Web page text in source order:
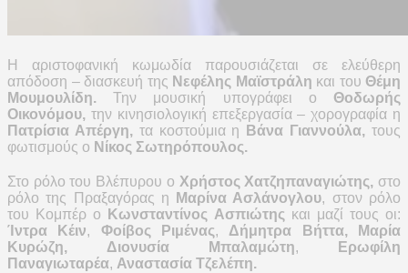
Η αριστοφανική κωμωδία παρουσιάζεται σε ελεύθερη
απόδοση – διασκευή της Νεφέλης Μαϊστράλη και του Θέμη
Μουμουλίδη.Την μουσική υπογράφει ο Θοδωρής
Οικονόμου, την κινησιολογική επεξεργασία – χορογραφία η
Πατρίσια Απέργη, τα κοστούμια η Βάνα Γιαννούλα, τους
φωτισμούς ο Νίκος Σωτηρόπουλος.
Στο ρόλο του Βλέπυρου ο Χρήστος Χατζηπαναγιώτης, στο
ρόλο της Πραξαγόρας η
Μαρίνα Ασλάνογλου, στον ρόλο
του Κομπέρ ο
Κωνσταντίνος Ασπιώτης και μαζί τους οι:
Ίντρα Κέιν, Φοίβος Ριμένας, Δήμητρα Βήττα, Μαρία
Κυρώζη,
Διονυσία Μπαλαμώτη,
Ερωφίλη
Παναγιωταρέα, Αναστασία Τζελέπη.